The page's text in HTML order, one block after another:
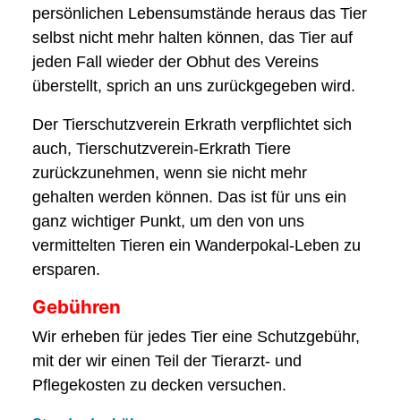
persönlichen Lebensumstände heraus das Tier
selbst nicht mehr halten können, das Tier auf
jeden Fall wieder der Obhut des Vereins
überstellt, sprich an uns zurückgegeben wird.
Der Tierschutzverein Erkrath verpflichtet sich
auch, Tierschutzverein-Erkrath Tiere
zurückzunehmen, wenn sie nicht mehr
gehalten werden können. Das ist für uns ein
ganz wichtiger Punkt, um den von uns
vermittelten Tieren ein Wanderpokal-Leben zu
ersparen.
Gebühren
Wir erheben für jedes Tier eine Schutzgebühr,
mit der wir einen Teil der Tierarzt- und
Pflegekosten zu decken versuchen.